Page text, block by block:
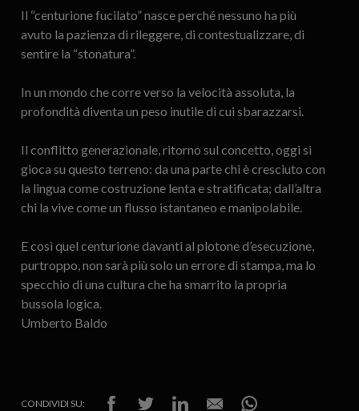
Il “centurione fucilato” nasce perché nessuno ha più
avuto la pazienza di rileggere, di contestualizzare, di
sentire la “stonatura”.
In un mondo che corre verso la velocità assoluta, la
profondità diventa un peso inutile di cui sbarazzarsi.
Il conflitto generazionale, ritorno sul concetto, oggi si
gioca su questo terreno: da una parte chi è cresciuto con
la lingua come costruzione lenta e stratificata; dall’altra
chi la vive come un flusso istantaneo e manipolabile.
E così quel centurione davanti al plotone d’esecuzione,
purtroppo, non sarà più solo un errore di stampa, ma lo
specchio di una cultura che ha smarrito la propria
bussola logica.
Umberto Baldo
CONDIVIDI SU: